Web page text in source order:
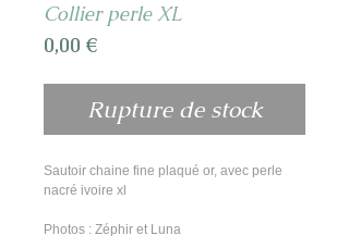
Collier perle XL
0,00 €Prix
Rupture de stock
Sautoir chaine fine plaqué or, avec perle
nacré ivoire xl
Photos : Zéphir et Luna